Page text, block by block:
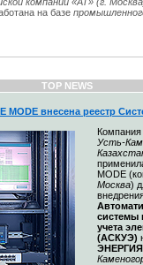
на базе
TOP NEWS
MODE внесена реестр
Компания
Усть-
MODE
Москва)
системы
учета
(АСКУЭ)
ЭНЕРГИЯ